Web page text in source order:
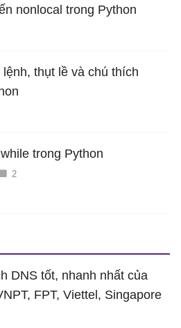
nonlocal trong Python
lệnh, thụt lề và chú thích
trong Python
2
DNS tốt, nhanh nhất của
FPT, Viettel, Singapore